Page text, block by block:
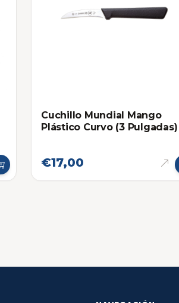
Cuchillo Mundial Mango
Plástico Curvo (3 Pulgadas)
€17,00